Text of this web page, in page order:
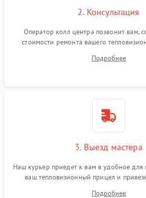
2. Консультация
Оператор колл центра позвонит вам,
стоимости ремонта вашего
Подробнее
3. Выезд мастера
Наш курьер приедет к вам в удобное для
ваш тепловизионный прицел и
Подробнее